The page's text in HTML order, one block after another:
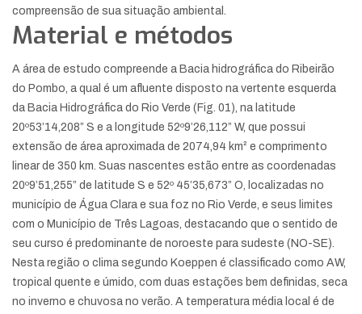
compreensão de sua situação ambiental.
Material e métodos
A área de estudo compreende a Bacia hidrográfica do Ribeirão
do Pombo, a qual é um afluente disposto na vertente esquerda
da Bacia Hidrográfica do Rio Verde (Fig. 01), na latitude
20º53’14,208” S e a longitude 52º9’26,112” W, que possui
extensão de área aproximada de 2074,94 km² e comprimento
linear de 350 km. Suas nascentes estão entre as coordenadas
20º9’51,255” de latitude S e 52º 45’35,673” O, localizadas no
município de Água Clara e sua foz no Rio Verde, e seus limites
com o Município de Três Lagoas, destacando que o sentido de
seu curso é predominante de noroeste para sudeste (NO-SE).
Nesta região o clima segundo Koeppen é classificado como AW,
tropical quente e úmido, com duas estações bem definidas, seca
no inverno e chuvosa no verão. A temperatura média local é de